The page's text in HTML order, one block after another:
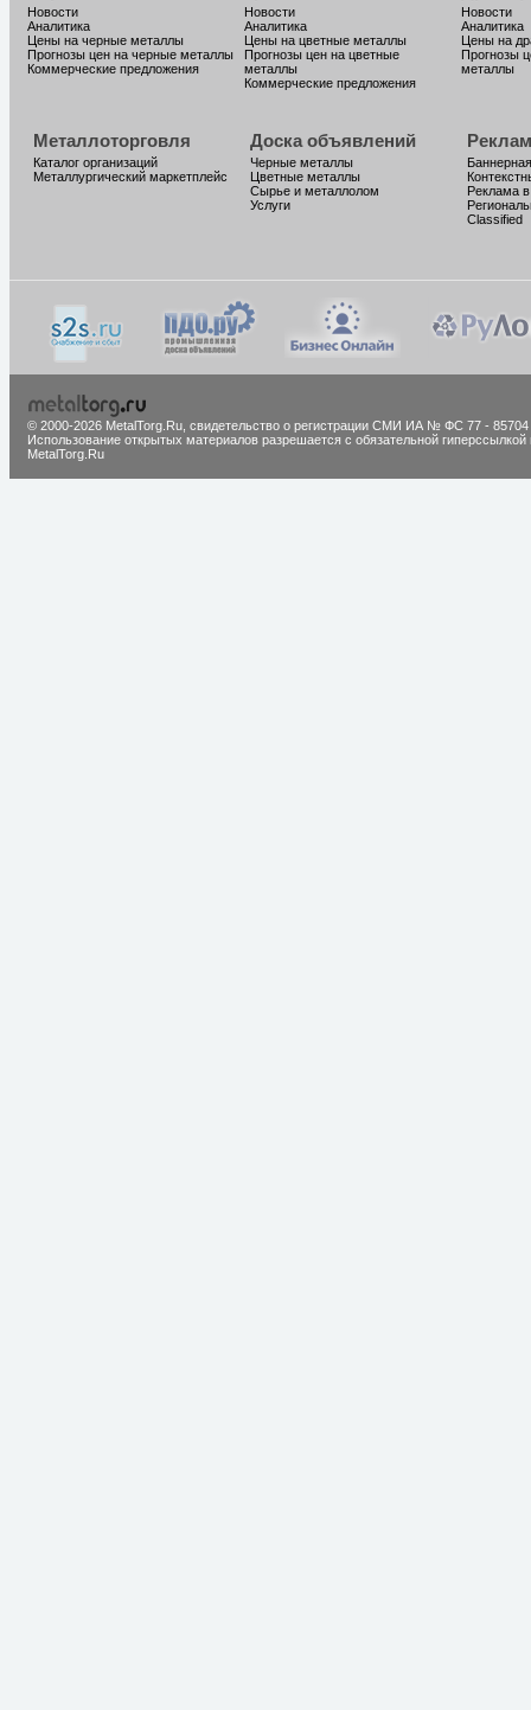
Новости
Аналитика
Цены на черные металлы
Прогнозы цен на черные металлы
Коммерческие предложения
Новости
Аналитика
Цены на цветные металлы
Прогнозы цен на цветные
металлы
Коммерческие предложения
Новости
Аналитика
Цены на
Прогнозы
металлы
Металлоторговля
Каталог организаций
Металлургический маркетплейс
Доска объявлений
Черные металлы
Цветные металлы
Сырье и металлолом
Услуги
Реклама
Classified
© 2000-2026 MetalTorg.Ru, cвидетельство о регистрации СМИ ИА № ФС 77 - 85704
Использование открытых материалов разрешается с обязательной гиперссылкой
MetalTorg.Ru